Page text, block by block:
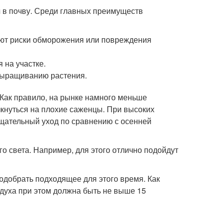
почву. Среди главных преимуществ
риски обморожения или повреждения
участке.
растения.
правило, на рынке намного меньше
на плохие саженцы. При высоких
уход по сравнению с осенней
Например, для этого отлично подойдут
подходящее для этого время. Как
при этом должна быть не выше 15